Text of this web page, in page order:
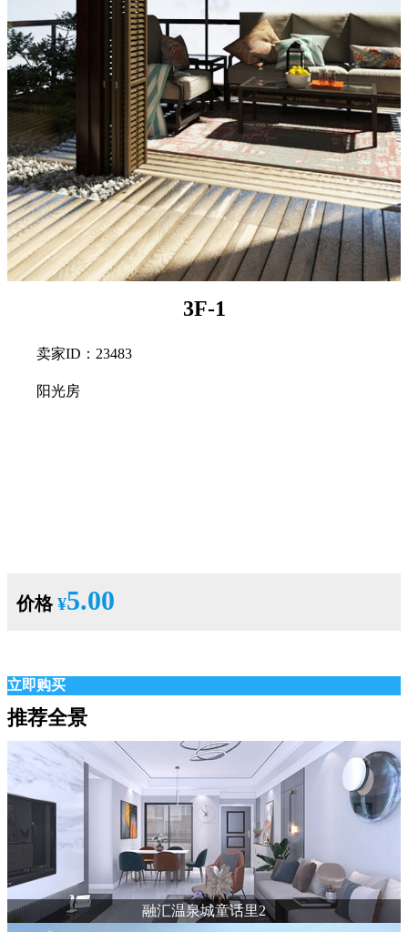
3F-1
卖家ID：23483
阳光房
价格¥5.00
立即购买
推荐全景
融汇温泉城童话里2